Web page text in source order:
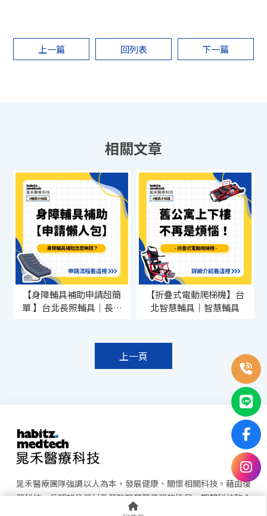
上一篇 回列表 下一篇
【身障輔具補助申請超簡
單 】台北長照輔具｜長照
【折疊式電動爬梯機】台
北智慧輔具｜智慧輔具
上一頁
晁禾醫療團隊強調以人為本，發展健康、關懷相關科技。藉由復
健科技、長照輔具器材及預防醫學等儀器的推展，期望科技整合
及創新能落實在健康照護與疾病預防。 依照中華民國藥事法規